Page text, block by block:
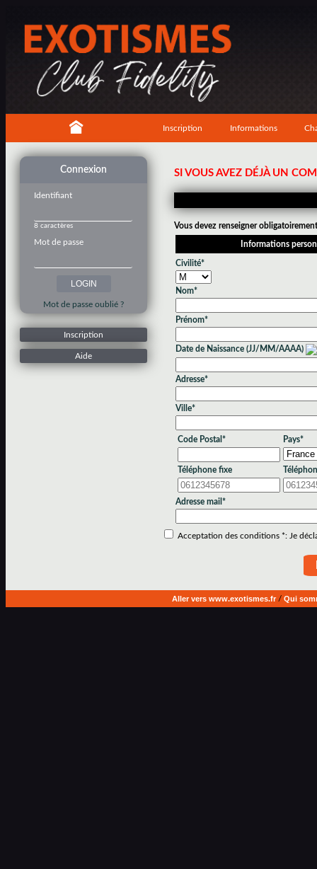
Inscription Informations
Connexion
Identifiant
8 caractères
Mot de passe
Mot de passe oublié ?
Inscription
Aide
SI VOUS AVEZ DÉJÀ UN
Vous devez renseigner
Informations
Civilité*
Nom*
Prénom*
Date de Naissance (JJ/MM/AAAA)
Adresse*
Ville*
Code Postal* Pays*
Téléphone fixe
Adresse mail*
Acceptation des conditions *: Je
Aller vers www.exotismes.fr/ Qui